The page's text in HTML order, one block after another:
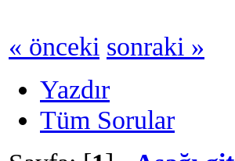
« önceki sonraki »
Yazdır
Tüm Sorular